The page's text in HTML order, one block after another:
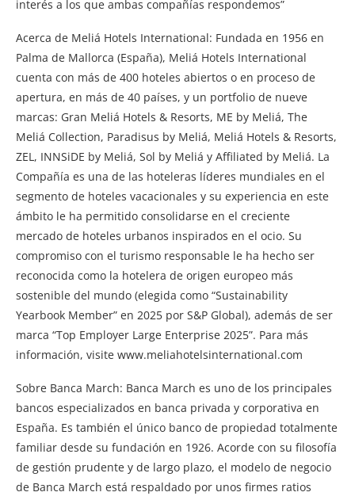
interés a los que ambas compañías respondemos”
Acerca de Meliá Hotels International: Fundada en 1956 en
Palma de Mallorca (España), Meliá Hotels International
cuenta con más de 400 hoteles abiertos o en proceso de
apertura, en más de 40 países, y un portfolio de nueve
marcas: Gran Meliá Hotels & Resorts, ME by Meliá, The
Meliá Collection, Paradisus by Meliá, Meliá Hotels & Resorts,
ZEL, INNSiDE by Meliá, Sol by Meliá y Affiliated by Meliá. La
Compañía es una de las hoteleras líderes mundiales en el
segmento de hoteles vacacionales y su experiencia en este
ámbito le ha permitido consolidarse en el creciente
mercado de hoteles urbanos inspirados en el ocio. Su
compromiso con el turismo responsable le ha hecho ser
reconocida como la hotelera de origen europeo más
sostenible del mundo (elegida como “Sustainability
Yearbook Member” en 2025 por S&P Global), además de ser
marca “Top Employer Large Enterprise 2025”. Para más
información, visite www.meliahotelsinternational.com
Sobre Banca March: Banca March es uno de los principales
bancos especializados en banca privada y corporativa en
España. Es también el único banco de propiedad totalmente
familiar desde su fundación en 1926. Acorde con su filosofía
de gestión prudente y de largo plazo, el modelo de negocio
de Banca March está respaldado por unos firmes ratios